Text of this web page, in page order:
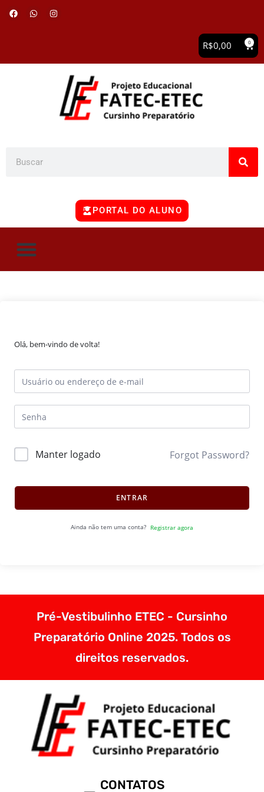
R$0,00 0
PORTAL DO ALUNO
Olá, bem-vindo de volta!
Manter logado Forgot Password?
ENTRAR
Ainda não tem uma conta? Registrar agora
Pré-Vestibulinho ETEC - Cursinho
Preparatório Online 2025. Todos os
direitos reservados.
CONTATOS